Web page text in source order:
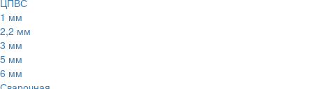
1 мм
2,2 мм
3 мм
5 мм
6 мм